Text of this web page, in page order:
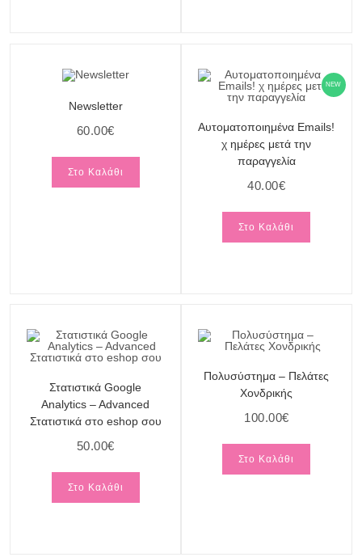
Newsletter
60.00€
Στο Καλάθι
NEW
Αυτοματοποιημένα Emails!
χ ημέρες μετά την
παραγγελία
40.00€
Στο Καλάθι
Στατιστικά Google
Analytics – Advanced
Στατιστικά στο eshop σου
50.00€
Στο Καλάθι
Πολυσύστημα – Πελάτες
Χονδρικής
100.00€
Στο Καλάθι